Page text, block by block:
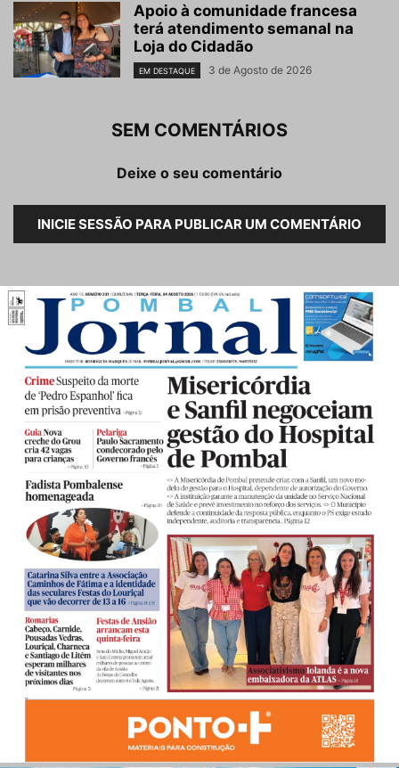
Apoio à comunidade francesa
terá atendimento semanal na
Loja do Cidadão
EM DESTAQUE 3 de Agosto de 2026
SEM COMENTÁRIOS
Deixe o seu comentário
INICIE SESSÃO PARA PUBLICAR UM COMENTÁRIO